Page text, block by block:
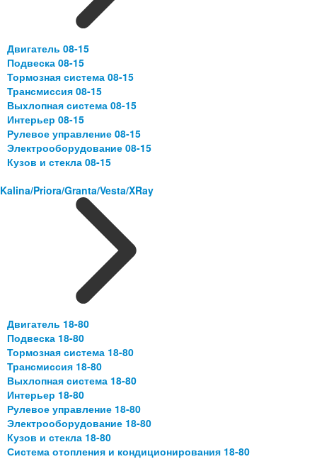
Двигатель 08-15
Подвеска 08-15
Тормозная система 08-15
Трансмиссия 08-15
Выхлопная система 08-15
Интерьер 08-15
Рулевое управление 08-15
Электрооборудование 08-15
Кузов и стекла 08-15
Kalina/Priora/Granta/Vesta/XRay
Двигатель 18-80
Подвеска 18-80
Тормозная система 18-80
Трансмиссия 18-80
Выхлопная система 18-80
Интерьер 18-80
Рулевое управление 18-80
Электрооборудование 18-80
Кузов и стекла 18-80
Система отопления и кондиционирования 18-80